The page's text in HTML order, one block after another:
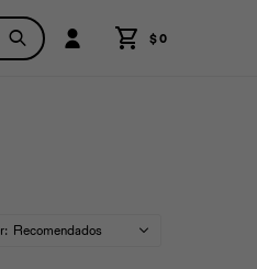
$0
Recomendados